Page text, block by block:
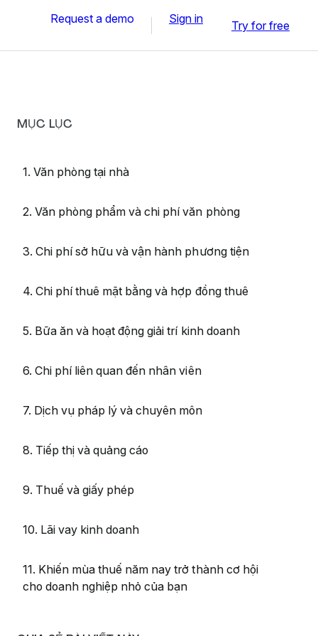
Request a demo Sign in Try for free
MỤC LỤC
1. Văn phòng tại nhà
2. Văn phòng phẩm và chi phí văn phòng
3. Chi phí sở hữu và vận hành phương tiện
4. Chi phí thuê mặt bằng và hợp đồng thuê
5. Bữa ăn và hoạt động giải trí kinh doanh
6. Chi phí liên quan đến nhân viên
7. Dịch vụ pháp lý và chuyên môn
8. Tiếp thị và quảng cáo
9. Thuế và giấy phép
10. Lãi vay kinh doanh
11. Khiến mùa thuế năm nay trở thành cơ hội
cho doanh nghiệp nhỏ của bạn